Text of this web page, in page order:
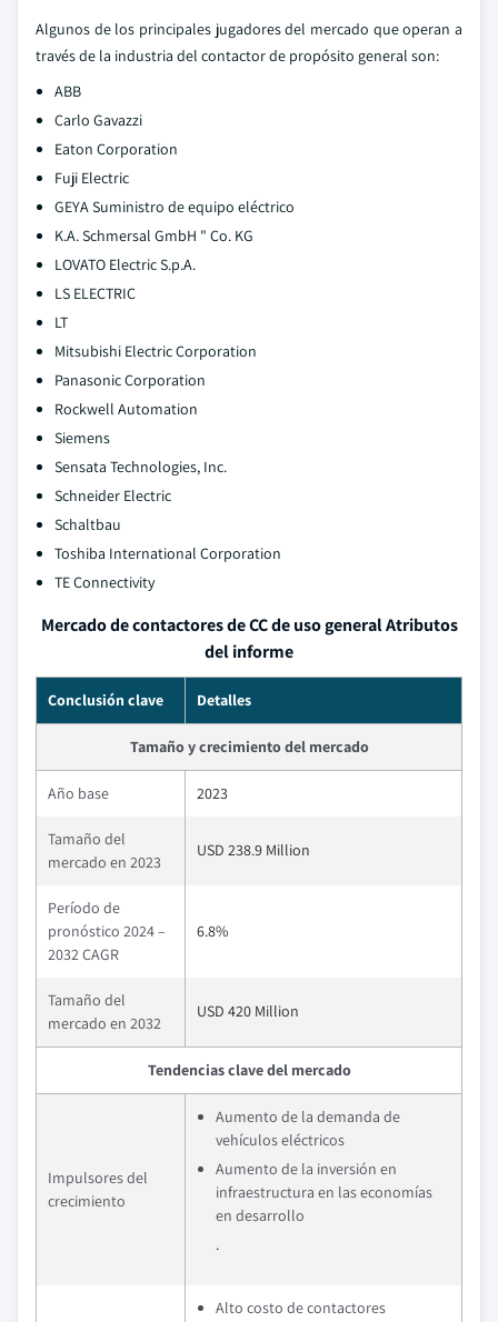
Algunos de los principales jugadores del mercado que operan a
través de la industria del contactor de propósito general son:
ABB
Carlo Gavazzi
Eaton Corporation
Fuji Electric
GEYA Suministro de equipo eléctrico
K.A. Schmersal GmbH " Co. KG
LOVATO Electric S.p.A.
LS ELECTRIC
LT
Mitsubishi Electric Corporation
Panasonic Corporation
Rockwell Automation
Siemens
Sensata Technologies, Inc.
Schneider Electric
Schaltbau
Toshiba International Corporation
TE Connectivity
Mercado de contactores de CC de uso general Atributos
del informe
Conclusión clave Detalles
Tamaño y crecimiento del mercado
Año base 2023
Tamaño del
mercado en 2023
USD 238.9 Million
Período de
pronóstico 2024 –
2032 CAGR
6.8%
Tamaño del
mercado en 2032
USD 420 Million
Tendencias clave del mercado
Impulsores del
crecimiento
Aumento de la demanda de
vehículos eléctricos
Aumento de la inversión en
infraestructura en las economías
en desarrollo
.
Alto costo de contactores